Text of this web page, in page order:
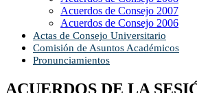
Acuerdos de Consejo 2007
Acuerdos de Consejo 2006
Actas de Consejo Universitario
Comisión de Asuntos Académicos
Pronunciamientos
ACUERDOS DE LA